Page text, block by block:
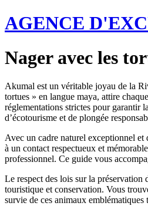
AGENCE
Nager avec les
Akumal est un véritable joyau de la
tortues » en langue maya, attire
réglementations strictes pour garantir
d’écotourisme et de plongée
Avec un cadre naturel exceptionnel
à un contact respectueux et
professionnel. Ce guide vous
Le respect des lois sur la préservation
touristique et conservation. Vous
survie de ces animaux